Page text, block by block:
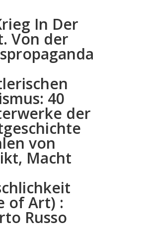
In Der
Von der
40
der
von
Macht
of Art) :
Russo